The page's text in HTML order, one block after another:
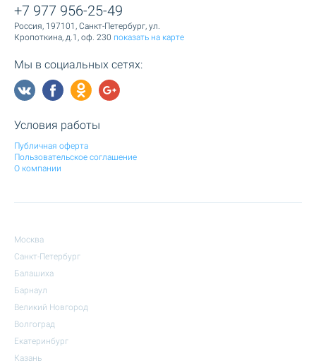
+7 977 956-25-49
Россия, 197101, Санкт-Петербург, ул.
Кропоткина, д.1, оф. 230 показать на карте
Мы в социальных сетях:
Условия работы
Публичная оферта
Пользовательское соглашение
О компании
Москва
Санкт-Петербург
Балашиха
Барнаул
Великий Новгород
Волгоград
Екатеринбург
Казань